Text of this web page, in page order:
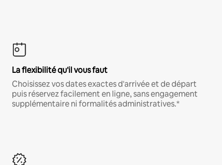
La flexibilité qu'il vous faut
Choisissez vos dates exactes d'arrivée et de départ
puis réservez facilement en ligne, sans engagement
supplémentaire ni formalités administratives.*